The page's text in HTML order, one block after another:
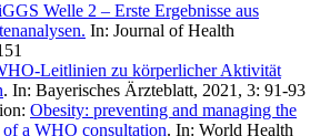
Welle 2 – Erste Ergebnisse aus
In: Journal of Health
Leitlinien zu körperlicher Aktivität
. In: Bayerisches Ärzteblatt, 2021, 3: 91-93
Obesity: preventing and managing the
a WHO consultation. In: World Health